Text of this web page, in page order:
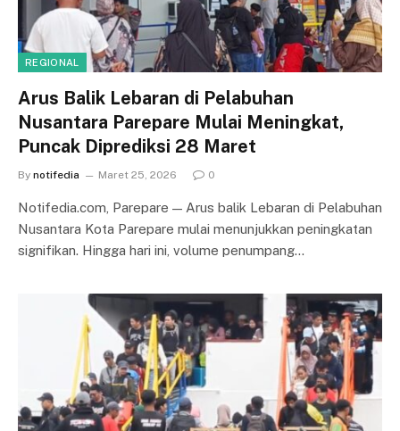
REGIONAL
Arus Balik Lebaran di Pelabuhan
Nusantara Parepare Mulai Meningkat,
Puncak Diprediksi 28 Maret
By notifedia Maret 25, 2026 0
Notifedia.com, Parepare — Arus balik Lebaran di Pelabuhan
Nusantara Kota Parepare mulai menunjukkan peningkatan
signifikan. Hingga hari ini, volume penumpang…